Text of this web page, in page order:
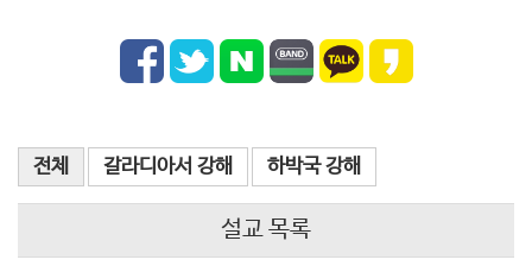
전체 갈라디아서 강해 하박국 강해
설교 목록